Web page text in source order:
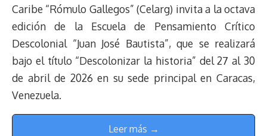
Caribe “Rómulo Gallegos” (Celarg) invita a la octava
edición de la Escuela de Pensamiento Crítico
Descolonial “Juan José Bautista”, que se realizará
bajo el título “Descolonizar la historia” del 27 al 30
de abril de 2026 en su sede principal en Caracas,
Venezuela.
Leer más →